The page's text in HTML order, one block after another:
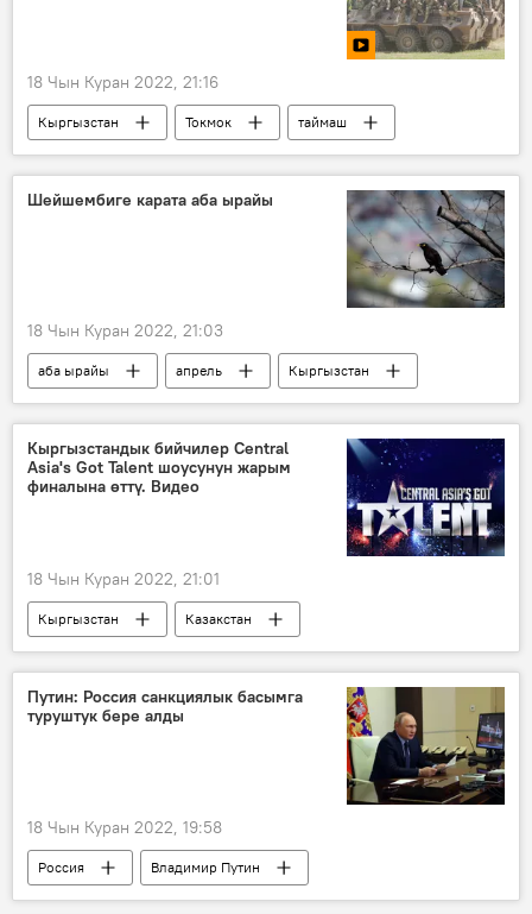
18 Чын Куран 2022, 21:16
Кыргызстан Токмок
таймаш
Видео
страйкбол
Шейшембиге карата аба ырайы
18 Чын Куран 2022, 21:03
аба ырайы апрель Кыргызстан
Кыргызстандык бийчилер Central
Asia's Got Talent шоусунун жарым
финалына өттү. Видео
18 Чын Куран 2022, 21:01
Кыргызстан
Казакстан
Тажикстан
Өзбекстан
Central Asia Got Talent
добуш берүү
Видео
Путин: Россия санкциялык басымга
туруштук бере алды
18 Чын Куран 2022, 19:58
Россия
Владимир Путин
санкциялар
Экономика